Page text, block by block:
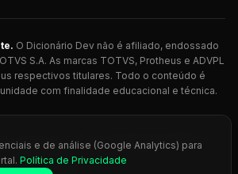
O Dicionário Dev não é afiliado, endossado
S.A. As marcas TOTVS, Protheus e ADVPL
respectivos titulares. Todo o conteúdo é
com finalidade educacional e técnica.
Feito com 💚 para desenvolvedores
Ctrl+K
e de análise (Google Analytics) para
Política de Privacidade